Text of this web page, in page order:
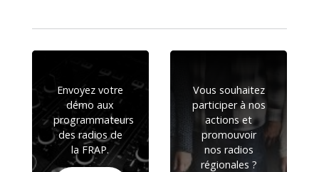
Envoyez votre
démo aux
programmateurs
des radios de
la FRAP.
Vous souhaitez
participer à nos
actions et
promouvoir
nos radios
régionales ?